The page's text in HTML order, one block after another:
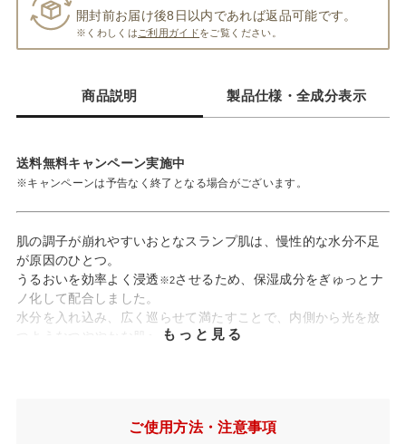
開封前お届け後8日以内であれば返品可能です。
※くわしくは ご利用ガイドをご覧ください。
商品説明 製品仕様・全成分表示
送料無料キャンペーン実施中
※キャンペーンは予告なく終了となる場合がございます。
肌の調子が崩れやすいおとなスランプ肌は、慢性的な水分不足
が原因のひとつ。
うるおいを効率よく浸透 ※2させるため、保湿成分をぎゅっとナ
ノ化して配合しました。
水分を入れ込み、広く巡らせて満たすことで、内側から光を放
つようなつややかな肌へ。もっと見る
ご使用方法・注意事項